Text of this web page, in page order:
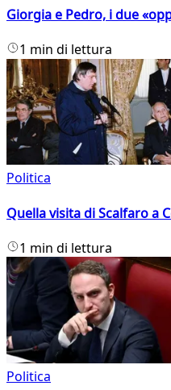
Giorgia e Pedro, i due
1 min di lettura
Politica
Quella visita di Scalfaro a
1 min di lettura
Politica